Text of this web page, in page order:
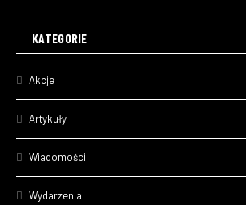
KATEGORIE
Akcje
Artykuły
Wiadomości
Wydarzenia